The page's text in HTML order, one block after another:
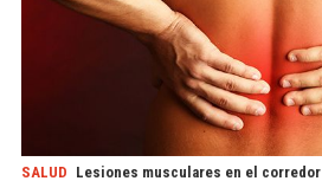
SALUD Lesiones musculares en el corredor